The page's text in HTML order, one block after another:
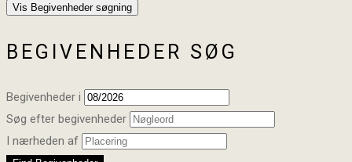
Vis Begivenheder søgning
BEGIVENHEDER SØG
Begivenheder i
Søg efter begivenheder
I nærheden af